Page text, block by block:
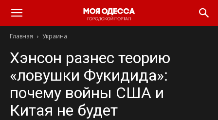
Моя
Одесса
Главная Украина
Хэнсон разнес теорию
«ловушки Фукидида»:
почему войны США и
Китая не будет